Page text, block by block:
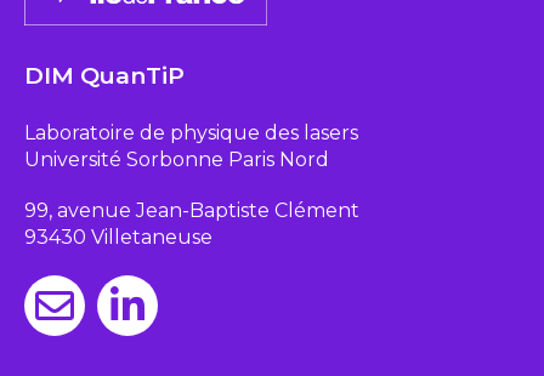
DIM QuanTiP
Laboratoire de physique des lasers
Université Sorbonne Paris Nord
99, avenue Jean-Baptiste Clément
93430 Villetaneuse